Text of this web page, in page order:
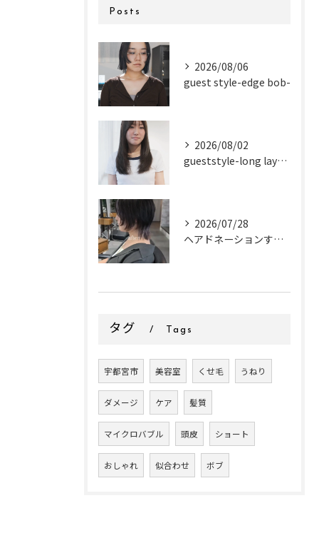
Posts
2026/08/06
guest style-edge bob-
2026/08/02
gueststyle-long layer-
2026/07/28
ヘアドネーションするお客様✂
タグ Tags
宇都宮市 美容室 くせ毛 うねり
ダメージ ケア 髪質
マイクロバブル 頭皮 ショート
おしゃれ 似合わせ ボブ